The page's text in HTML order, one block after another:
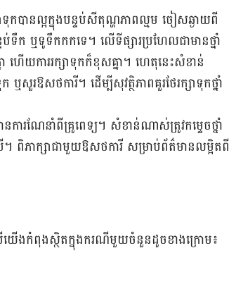
ាន​ល្អ​ក្នុង​បន្ទប់​សីតុណ្ហភាព​ល្មម​ ចៀស​ឆ្ងាយ​ពី​
ប់​ទឹក ឬ​ទូ​ទឹកកក​ទេ។ លើ​ទីផ្សារ​ប្រហែល​ជា​មាន​ថ្នាំ​
យ​ការ​រក្សា​ទុក​ក៏​ខុសគ្នា។ ហេតុ​នេះ​សំខាន់​
រ​ឱសថការី។ ដើម្បី​សុវត្ថិភាព​គួរ​ថែ​រក្សា​ទុក​ថ្នាំ​
ារ​ណែនាំ​ពី​គ្រូពេទ្យ។ សំខាន់​ណាស់​ត្រូវ​កម្ទេច​ថ្នាំ​
ពិភាក្សា​ជាមួយ​ឱសថការី​ សម្រាប់​ព័ត៌មាន​លម្អិតពី​
យើង​កំពុង​ស្ថិត​ក្នុង​ករណី​មួយ​ចំនួន​ដូច​ខាង​ក្រោម៖